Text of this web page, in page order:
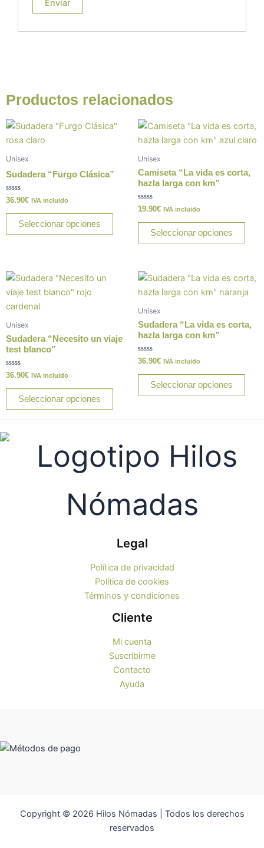
Productos relacionados
Unisex
Sudadera “Furgo Clásica”
Valorado
0
36.90€ IVA incluido
Seleccionar opciones
Este
producto
múltiples
variantes.
opciones
página
producto
Unisex
Camiseta “La vida es corta,
hazla larga con km”
Valorado
0
19.90€ IVA incluido
Seleccionar opciones
Este
se
la
Unisex
Sudadera “Necesito un viaje
test blanco”
Valorado
0
36.90€ IVA incluido
Seleccionar opciones
producto
múltiples
variantes.
opciones
pueden
página
de
producto
Unisex
Sudadera “La vida es corta,
hazla larga con km”
Valorado
0
36.90€ IVA incluido
Seleccionar opciones
Este
se
Legal
Política de privacidad
Política de cookies
Términos y condiciones
Cliente
Mi cuenta
Suscribirme
Contacto
Ayuda
Copyright © 2026 Hilos Nómadas | Todos los derechos
reservados